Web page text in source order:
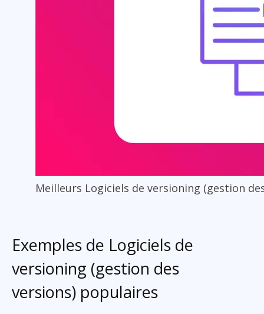
Meilleurs Logiciels de versioning (gestion
Exemples de Logiciels de
versioning (gestion des
versions) populaires